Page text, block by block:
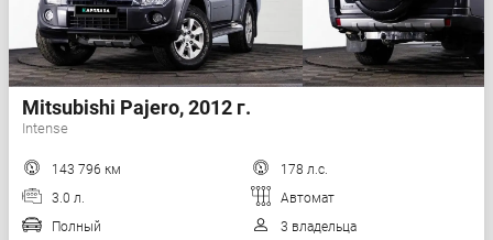
Mitsubishi Pajero, 2012 г.
Intense
143 796 км
178 л.с.
3.0 л.
Автомат
Полный
3 владельца